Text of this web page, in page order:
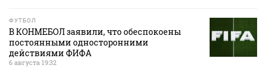
ФУТБОЛ
В КОНМЕБОЛ заявили, что обеспокоены
постоянными односторонними
действиями ФИФА
6 августа 19:32